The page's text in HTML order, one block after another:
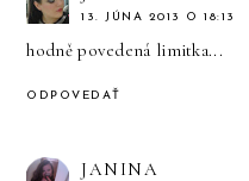
13. JÚNA 2013 O 18:13
hodně povedená limitka...
ODPOVEDAŤ
JANINA